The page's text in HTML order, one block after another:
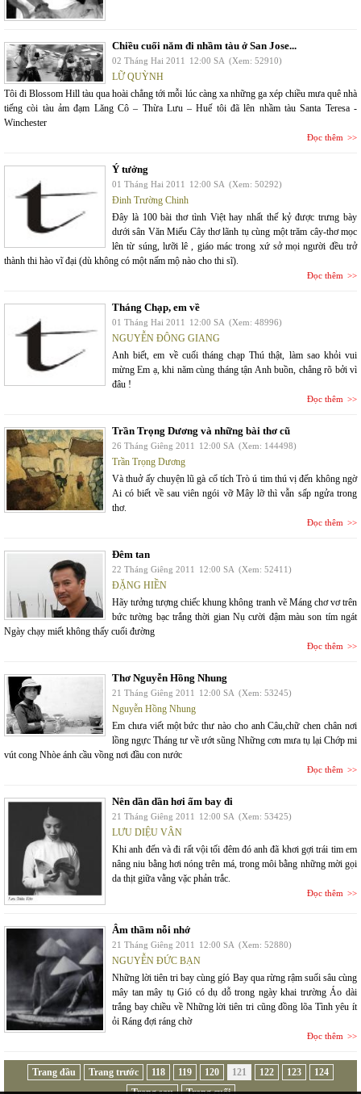
Chiều cuối năm đi nhầm tàu ở San Jose...
02 Tháng Hai 2011 12:00 SA (Xem: 52910)
LỮ QUỲNH
Tôi đi Blossom Hill tàu qua hoài chẳng tới mỗi lúc càng xa những ga xép chiều mưa quê nhà
tiếng còi tàu ảm đạm Lăng Cô – Thừa Lưu – Huế tôi đã lên nhầm tàu Santa Teresa -
Winchester
Đọc thêm
Ý tưởng
01 Tháng Hai 2011 12:00 SA (Xem: 50292)
Đinh Trường Chinh
Đây là 100 bài thơ tình Việt hay nhất thế kỷ được trưng bày
dưới sân Văn Miếu Cây thơ lãnh tụ cùng một trăm cây-thơ mọc
lên từ súng, lưỡi lê , giáo mác trong xứ sở mọi người đều trở
thành thi hào vĩ đại (dù không có một nấm mộ nào cho thi sĩ).
Đọc thêm
Tháng Chạp, em về
01 Tháng Hai 2011 12:00 SA (Xem: 48996)
NGUYỄN ĐÔNG GIANG
Anh biết, em về cuối tháng chạp Thú thật, làm sao khỏi vui
mừng Em ạ, khi năm cùng tháng tận Anh buồn, chẳng rõ bởi vì
đâu !
Đọc thêm
Trần Trọng Dương và những bài thơ cũ
26 Tháng Giêng 2011 12:00 SA (Xem: 144498)
Trần Trọng Dương
Và thuở ấy chuyện lũ gà cổ tích Trò ú tim thú vị đến không ngờ
Ai có biết về sau viên ngói vỡ Mây lỡ thì vẫn sấp ngửa trong
thơ.
Đọc thêm
Đêm tan
22 Tháng Giêng 2011 12:00 SA (Xem: 52411)
ĐẶNG HIỀN
Hãy tưởng tượng chiếc khung không tranh vẽ Máng chơ vơ trên
bức tường bạc trắng thời gian Nụ cười đậm màu son tím ngát
Ngày chạy miết không thấy cuối đường
Đọc thêm
Thơ Nguyễn Hồng Nhung
21 Tháng Giêng 2011 12:00 SA (Xem: 53245)
Nguyễn Hồng Nhung
Em chưa viết một bức thư nào cho anh Câu,chữ chen chân nơi
lồng ngực Tháng tư về ướt sũng Những cơn mưa tụ lại Chớp mi
vút cong Nhòe ánh cầu vồng nơi đầu con nước
Đọc thêm
Nên dần dần hơi ấm bay đi
21 Tháng Giêng 2011 12:00 SA (Xem: 53425)
LƯU DIỆU VÂN
Khi anh đến và đi rất vội tối đêm đó anh đã khơi gợi trái tim em
nâng niu bằng hơi nóng trên má, trong môi bằng những mời gọi
da thịt giữa vằng vặc phản trắc.
Đọc thêm
Âm thầm nỗi nhớ
21 Tháng Giêng 2011 12:00 SA (Xem: 52880)
NGUYỄN ĐỨC BẠN
Những lời tiên tri bay cùng gíó Bay qua rừng rậm suối sâu cùng
mây tan mây tụ Gió có dụ dỗ trong ngày khai trường Áo dài
trắng bay chiều về Những lời tiên tri cũng đồng lõa Tình yêu ít
ỏi Ráng đợi ráng chờ
Đọc thêm
Trang đầu Trang trước 118 119 120 121 122 123
124